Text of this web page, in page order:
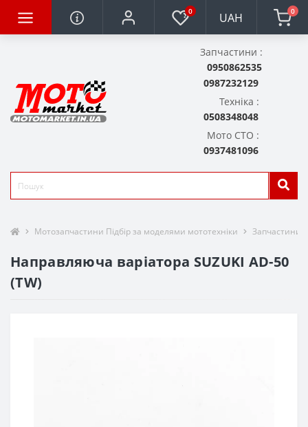
0 UAH 0
Запчастини :
0950862535
0987232129
Техніка :
0508348048
Мото СТО :
0937481096
Мотозапчастини Підбір за моделями мототехніки Запчастини
Направляюча варіатора SUZUKI AD-50
(TW)